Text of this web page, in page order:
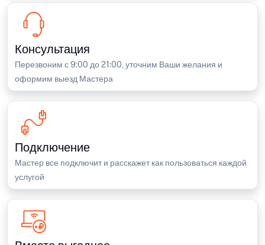
Консультация
Перезвоним с 9:00 до 21:00, уточним Ваши желания и
оформим выезд Мастера
Подключение
Мастер все подключит и расскажет как пользоваться каждой
услугой